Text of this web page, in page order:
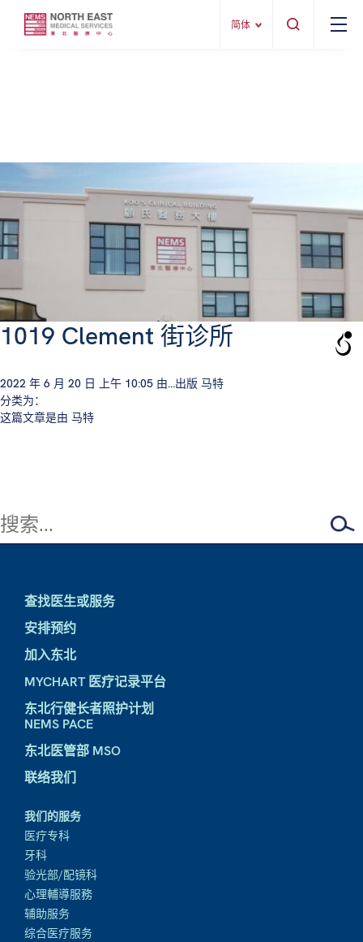
简体
1019 Clement 街诊所
2022 年 6 月 20 日 上午 10:05 由...出版 马特
分类为：
这篇文章是由 马特
查找医生或服务
安排预约
加入东北
MYCHART 医疗记录平台
东北行健长者照护计划
NEMS PACE
东北医管部 MSO
联络我们
我们的服务
医疗专科
牙科
验光部/配镜科
心理輔導服務
辅助服务
综合医疗服务